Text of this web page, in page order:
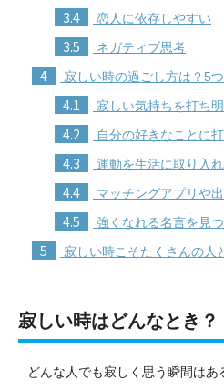
3.4 恋人に依存しやすい
3.5 ネガティブ思考
4 寂しい時の過ごし方は？5
4.1 寂しい気持ちを打ち
4.2 自分の好きなことに
4.3 運動を生活に取り入
4.4 マッチングアプリや
4.5 強くなれる名言を見
5 寂しい時こそたくさんの人
寂しい時はどんなとき？
どんな人でも寂しく思う瞬間はあ